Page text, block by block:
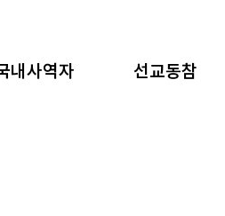
내사역자 선교동참